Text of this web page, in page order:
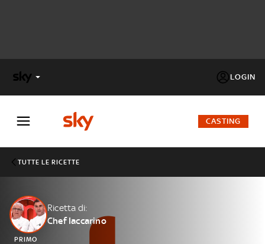
LOGIN
FACTOR
Cos’altro vedere:
PROGRAMMI SKY
CASTING
TUTTE LE RICETTE
Ricetta di:
Chef Iaccarino
PRIMO